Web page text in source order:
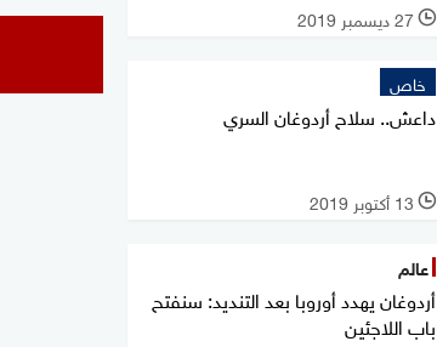
l 27 ديسمبر 2019
خاص
داعش.. سلاح أردوغان السري
l 13 أكتوبر 2019
عالم
أردوغان يهدد أوروبا بعد التنديد: سنفتح
باب اللاجئين